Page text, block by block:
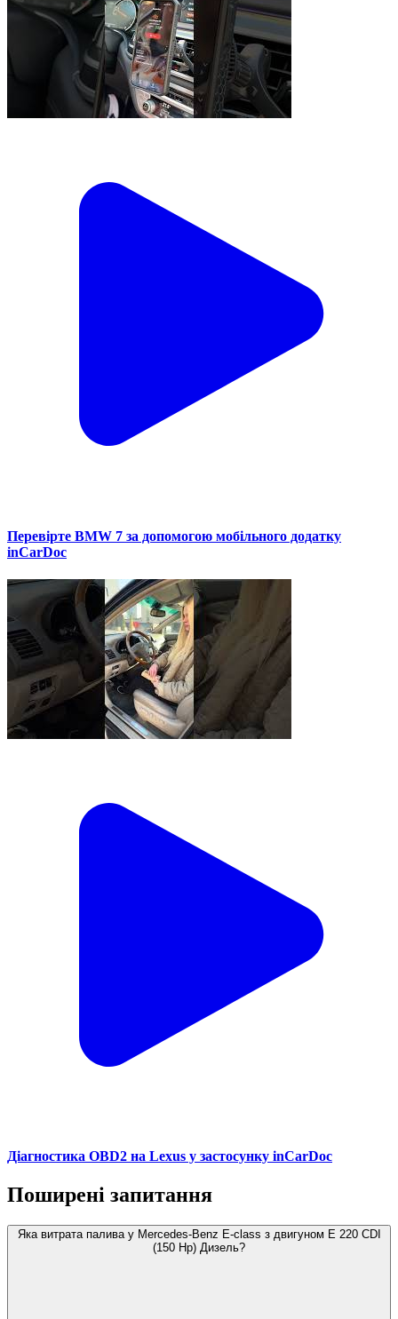
Перевірте BMW 7 за допомогою мобільного додатку
inCarDoc
Діагностика OBD2 на Lexus у застосунку inCarDoc
Поширені запитання
Яка витрата палива у Mercedes-Benz E-class з двигуном E 220 CDI
(150 Hp) Дизель?